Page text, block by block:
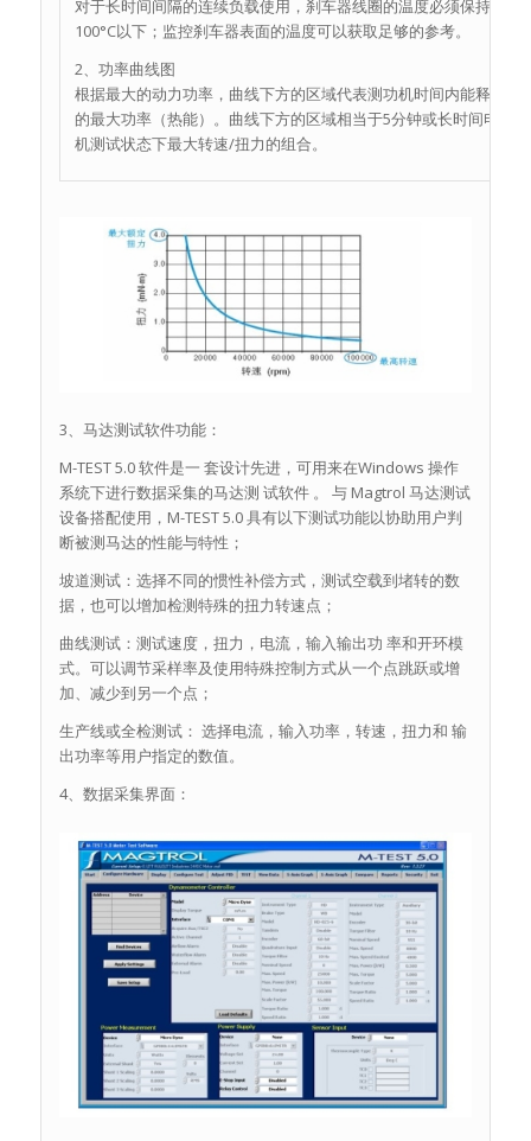
对于长时间间隔的连续负载使用，刹车器线圈的温度必须保持在
100°C以下；监控刹车器表面的温度可以获取足够的参考。
2、功率曲线图
根据最大的动力功率，曲线下方的区域代表测功机时间内能释放
的最大功率（热能）。曲线下方的区域相当于5分钟或长时间电
机测试状态下最大转速/扭力的组合。
3、马达测试软件功能：
M-TEST 5.0 软件是一 套设计先进，可用来在Windows 操作
系统下进行数据采集的马达测 试软件 。 与 Magtrol 马达测试
设备搭配使用，M-TEST 5.0 具有以下测试功能以协助用户判
断被测马达的性能与特性；
坡道测试：选择不同的惯性补偿方式，测试空载到堵转的数
据，也可以增加检测特殊的扭力转速点；
曲线测试：测试速度，扭力，电流，输入输出功 率和开环模
式。可以调节采样率及使用特殊控制方式从一个点跳跃或增
加、减少到另一个点；
生产线或全检测试： 选择电流，输入功率，转速，扭力和 输
出功率等用户指定的数值。
4、数据采集界面：